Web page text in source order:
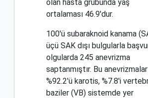
olan hasta grubunda yaş
ortalaması 46.9'dur.
100'ü subaraknoid kanama
üçü SAK dışı bulgularla
olgularda 245 anevrizma
saptanmıştır. Bu
%92.2'ü karotis, %7.8'i
baziler (VB) sistemde yer